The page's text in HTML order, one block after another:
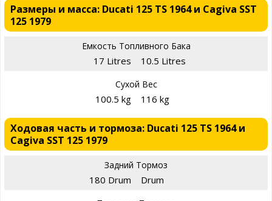
Размеры и масса: Ducati 125 TS 1964 и Cagiva SST
125 1979
Емкость Топливного Бака
17 Litres 10.5 Litres
Сухой Вес
100.5 kg 116 kg
Ходовая часть и тормоза: Ducati 125 TS 1964 и
Cagiva SST 125 1979
Задний Тормоз
180 Drum Drum